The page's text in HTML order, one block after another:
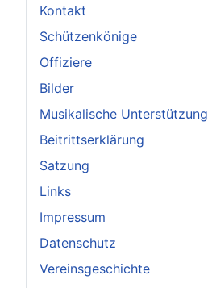
Kontakt
Schützenkönige
Offiziere
Bilder
Musikalische Unterstützung
Beitrittserklärung
Satzung
Links
Impressum
Datenschutz
Vereinsgeschichte